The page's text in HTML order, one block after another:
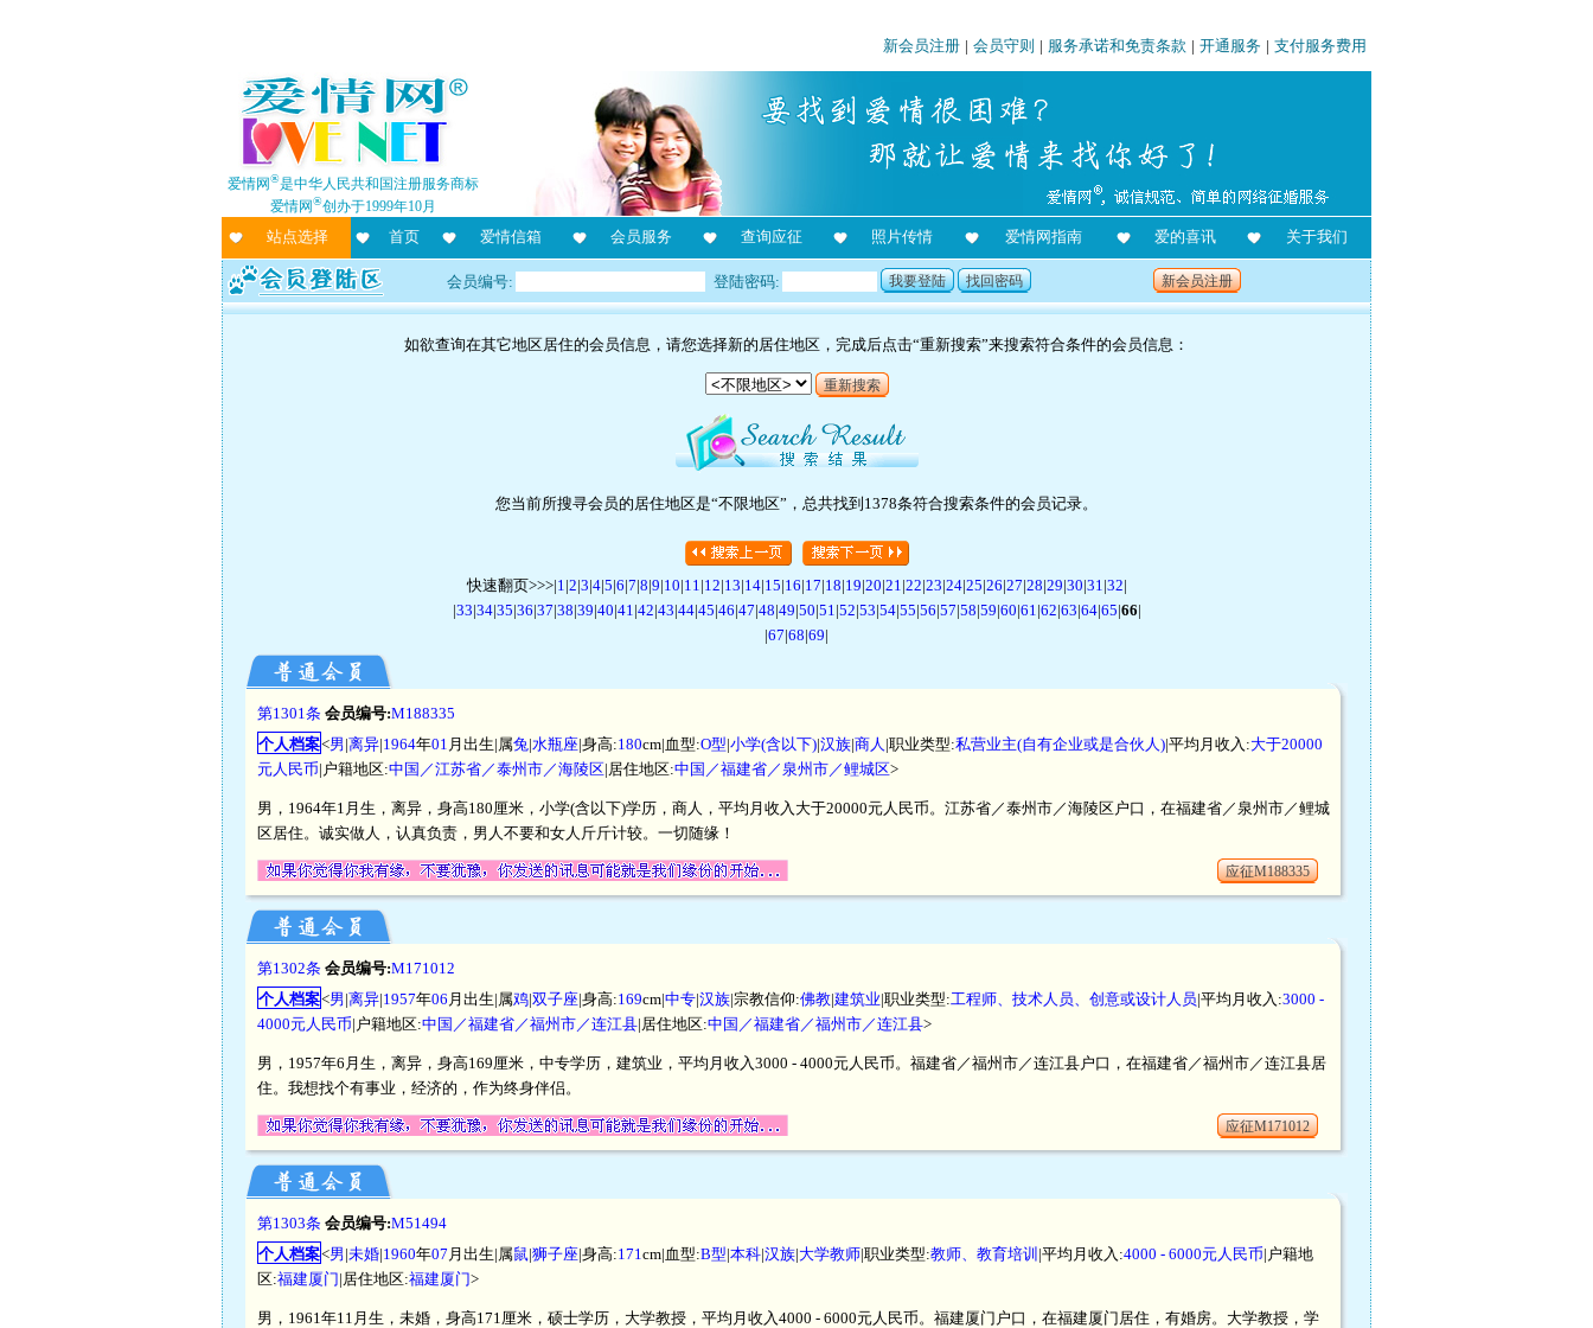
新会员注册 | 会员守则 | 服务承诺和免责条款 | 开通服务 | 支付服务费用
爱情网®是中华人民共和国注册服务商标
爱情网®创办于1999年10月
站点选择 首页 爱情信箱 会员服务 查询应征 照片传情 爱情网指南 爱的喜讯 关于我们
会员编号: 登陆密码: 我要登陆 找回密码 新会员注册
如欲查询在其它地区居住的会员信息，请您选择新的居住地区，完成后点击“重新搜索”来搜索符合条件的会员信息：
重新搜索
您当前所搜寻会员的居住地区是“不限地区”，总共找到1378条符合搜索条件的会员记录。
快速翻页>>>|1 |2|3|4|5|6|7|8|9|10|11 |12|13|14|15|16|17|18|19|20|21 |22|23|24|25|26|27|28|29|30|31 |32|
|33|34|35|36|37|38|39|40|41 |42|43|44|45|46|47|48|49|50|51 |52|53|54|55|56|57|58|59|60|61 |62|63|64|65|66|
|67|68|69|
第1301条 会员编号:M188335
个人档案<男|离异|1964年01 月出生|属兔 |水瓶座|身高:180cm|血型:O型|小学(含以下)|汉族|商人 |职业类型:私营业主(自有企业或是合伙人)|平均月收入:大于20000
元人民币|户籍地区:中国／江苏省／泰州市／海陵区|居住地区:中国／福建省／泉州市／鲤城区>
男，1964年1月生，离异，身高180厘米，小学(含以下)学历，商人，平均月收入大于20000元人民币。江苏省／泰州市／海陵区户口，在福建省／泉州市／鲤城
区居住。诚实做人，认真负责，男人不要和女人斤斤计较。一切随缘！
应征M188335
第1302条 会员编号:M171012
个人档案<男|离异|1957年06 月出生|属鸡|双子座|身高:169cm|中专|汉族|宗教信仰:佛教|建筑业|职业类型:工程师、技术人员、创意或设计人员|平均月收入:3000 -
4000元人民币|户籍地区:中国／福建省／福州市／连江县|居住地区:中国／福建省／福州市／连江县>
男，1957年6月生，离异，身高169厘米，中专学历，建筑业，平均月收入3000 - 4000元人民币。福建省／福州市／连江县户口，在福建省／福州市／连江县居
住。我想找个有事业，经济的，作为终身伴侣。
应征M171012
第1303条 会员编号:M51494
个人档案<男|未婚|1960年07 月出生|属鼠|狮子座|身高:171 cm|血型:B型|本科|汉族|大学教师|职业类型:教师、教育培训|平均月收入:4000 - 6000元人民币|户籍地
区:福建厦门|居住地区:福建厦门>
男，1961年11月生，未婚，身高171厘米，硕士学历，大学教授，平均月收入4000 - 6000元人民币。福建厦门户口，在福建厦门居住，有婚房。大学教授，学